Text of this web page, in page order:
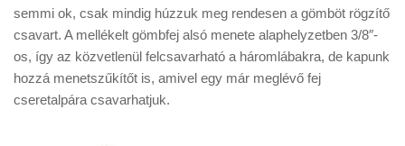
semmi ok, csak mindig húzzuk meg rendesen a gömböt rögzítő
csavart. A mellékelt gömbfej alsó menete alaphelyzetben 3/8″-
os, így az közvetlenül felcsavarható a háromlábakra, de kapunk
hozzá menetszűkítőt is, amivel egy már meglévő fej
cseretalpára csavarhatjuk.